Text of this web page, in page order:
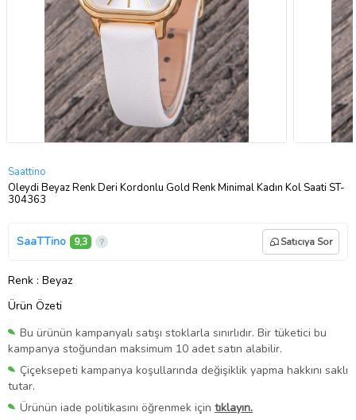
Saattino
Oleydi Beyaz Renk Deri Kordonlu Gold Renk Minimal Kadın Kol Saati ST-
304363
SaaTTino 9,3 Satıcıya Sor
Renk : Beyaz
Ürün Özeti
Bu ürünün kampanyalı satışı stoklarla sınırlıdır. Bir tüketici bu
kampanya stoğundan maksimum 10 adet satın alabilir.
Çiçeksepeti kampanya koşullarında değişiklik yapma hakkını saklı
tutar.
Ürünün iade politikasını öğrenmek için tıklayın.